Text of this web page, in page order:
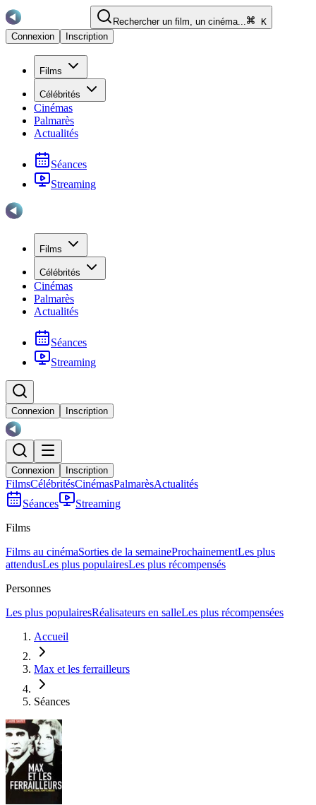
Rechercher un film, un cinéma...
K
Connexion
Inscription
Films
Célébrités
Cinémas
Palmarès
Actualités
Séances
Streaming
Films
Célébrités
Cinémas
Palmarès
Actualités
Séances
Streaming
Connexion Inscription
Connexion Inscription
FilmsCélébritésCinémasPalmarèsActualités
Séances
Streaming
Films
Films au cinémaSorties de la semaineProchainementLes plus
attendusLes plus populairesLes plus récompensés
Personnes
Les plus populairesRéalisateurs en salleLes plus récompensées
Accueil
Max et les ferrailleurs
Séances